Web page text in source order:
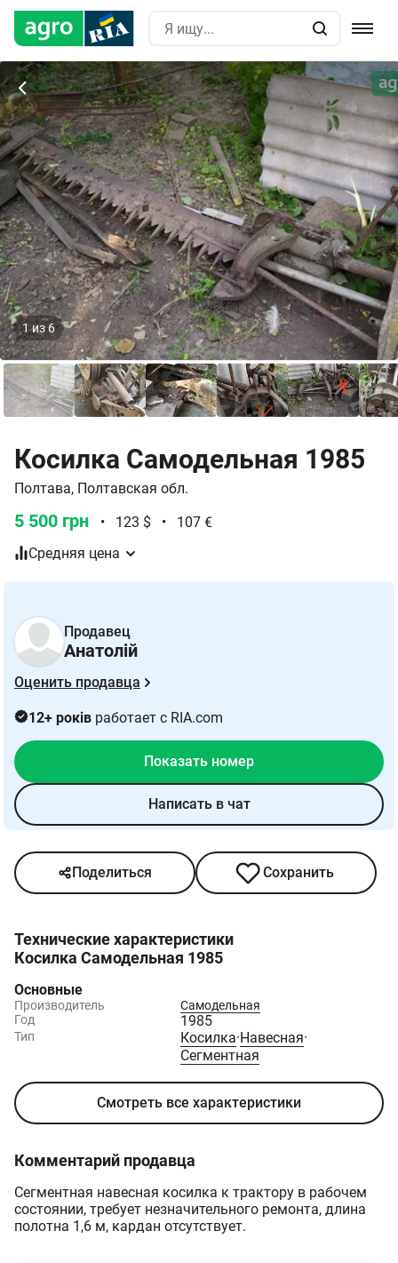
1из 6
Косилка Самодельная 1985
Полтава, Полтавская обл.
5 500 грн • 123 $ •
107 €
Средняя цена
Продавец
Анатолій
Оценить продавца
12+ років работает с RIA.com
Показать номер
Написать в чат
Поделиться Сохранить
Технические характеристики
Косилка Самодельная 1985
Основные
Производитель
Самодельная
Год
1985
Тип Косилка·Навесная·
Сегментная
Смотреть все характеристики
Комментарий продавца
Сегментная навесная косилка к трактору в рабочем
состоянии, требует незначительного ремонта, длина
полотна 1,6 м, кардан отсутствует.